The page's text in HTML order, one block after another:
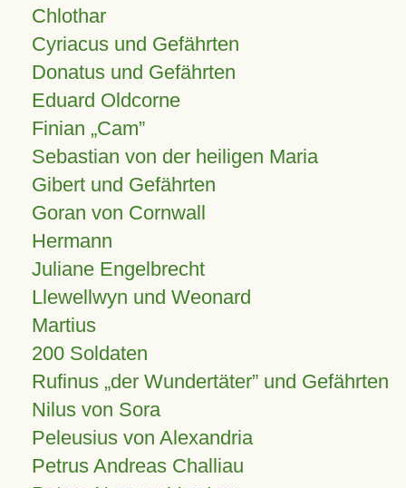
Chlothar
Cyriacus und Gefährten
Donatus und Gefährten
Eduard Oldcorne
Finian Cam
Sebastian von der heiligen Maria
Gibert und Gefährten
Goran von Cornwall
Hermann
Juliane Engelbrecht
Llewellwyn und Weonard
Martius
200 Soldaten
Rufinus „der Wundertäter” und Gefährten
Nilus von Sora
Peleusius von Alexandria
Petrus Andreas Challiau